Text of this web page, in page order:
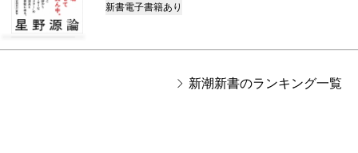
新書電子書籍あり
新潮新書のランキング一覧